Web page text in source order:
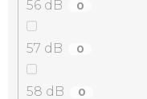
56 dB 0
57 dB 0
58 dB 0